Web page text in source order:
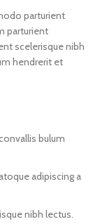
parturient
parturient
scelerisque nibh
hendrerit et
bulum
adipiscing a
nibh lectus.